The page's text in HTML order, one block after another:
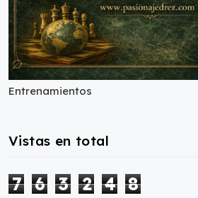
Entrenamientos
Vistas en total
7 6 3 2 4 8